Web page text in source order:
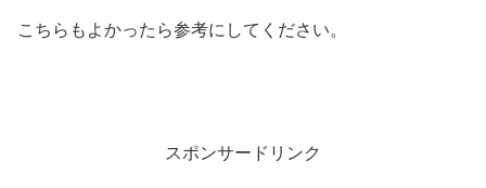
こちらもよかったら参考にしてください。
スポンサードリンク